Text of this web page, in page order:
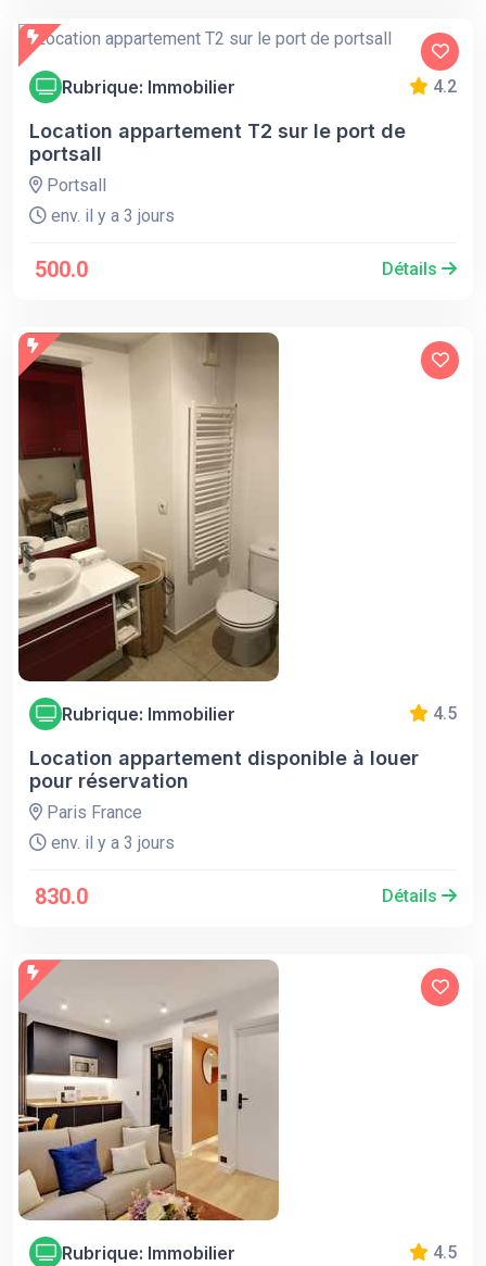
Rubrique: Immobilier 4.2
Location appartement T2 sur le port de
portsall
Portsall
env. il y a 3 jours
500.0 Détails
Rubrique: Immobilier 4.5
Location appartement disponible à louer
pour réservation
Paris France
env. il y a 3 jours
830.0 Détails
Rubrique: Immobilier 4.5